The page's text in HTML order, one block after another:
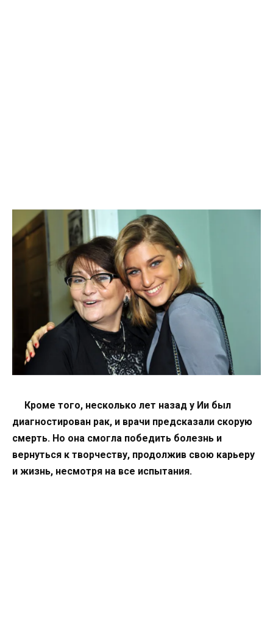
Кроме того, несколько лет назад у Ии был
диагностирован рак, и врачи предсказали скорую
смерть. Но она смогла победить болезнь и
вернуться к творчеству, продолжив свою карьеру
и жизнь, несмотря на все испытания.